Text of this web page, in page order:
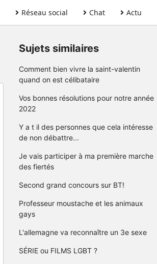
Réseau social Chat Actu
Sujets similaires
Comment bien vivre la saint-valentin
quand on est célibataire
Vos bonnes résolutions pour notre année
2022
Y a t il des personnes que cela intéresse
de non débattre...
Je vais participer à ma première marche
des fiertés
Second grand concours sur BT!
Professeur moustache et les animaux
gays
L'allemagne va reconnaître un 3e sexe
SÉRIE ou FILMS LGBT ?